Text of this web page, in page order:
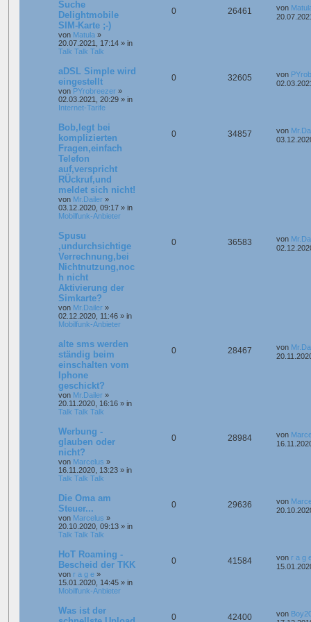
Suche
Delightmobile
SIM-Karte ;-)
von Matula »
20.07.2021, 17:14 » in
Talk Talk Talk
0 26461 von
aDSL Simple wird
eingestellt
von PYrobreezer »
02.03.2021, 20:29 » in
Internet-Tarife
0 32605 von
Bob,legt bei
komplizierten
Fragen,einfach
Telefon
auf,verspricht
RÜckruf,und
meldet sich nicht!
von Mr.Dailer »
03.12.2020, 09:17 » in
Mobilfunk-Anbieter
0 34857 von
Spusu
,undurchsichtige
Verrechnung,bei
Nichtnutzung,noc
h nicht
Aktivierung der
Simkarte?
von Mr.Dailer »
02.12.2020, 11:46 » in
Mobilfunk-Anbieter
0 36583 von
alte sms werden
ständig beim
einschalten vom
Iphone
geschickt?
von Mr.Dailer »
20.11.2020, 16:16 » in
Talk Talk Talk
0 28467 von
Werbung -
glauben oder
nicht?
von Marcelus »
16.11.2020, 13:23 » in
Talk Talk Talk
0 28984 von
Die Oma am
Steuer...
von Marcelus »
20.10.2020, 09:13 » in
Talk Talk Talk
0 29636 von
HoT Roaming -
Bescheid der TKK
von r a g e »
15.01.2020, 14:45 » in
Mobilfunk-Anbieter
0 41584 von r a g
Was ist der
0 42400 von